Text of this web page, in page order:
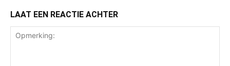
LAAT EEN REACTIE ACHTER